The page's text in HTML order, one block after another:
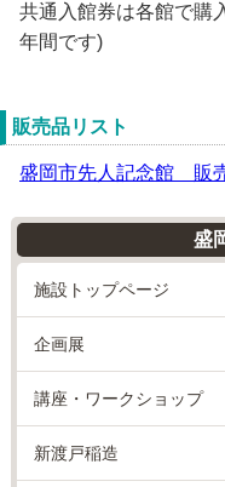
共通入館券は各館で購
年間です)
販売品リスト
盛岡市先人記念館 販
盛
施設トップページ
企画展
講座・ワークショップ
新渡戸稲造